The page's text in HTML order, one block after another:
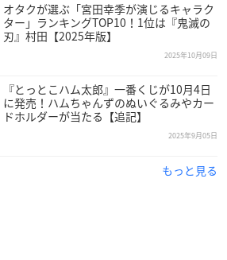
オタクが選ぶ「宮田幸季が演じるキャラク
ター」ランキングTOP10！1位は『鬼滅の
刃』村田【2025年版】
2025年10月09日
『とっとこハム太郎』一番くじが10月4日
に発売！ハムちゃんずのぬいぐるみやカー
ドホルダーが当たる【追記】
2025年9月05日
もっと見る